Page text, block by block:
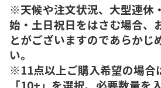
※天候や注文状況、大型連休
始・土日祝日をはさむ場合、
とがございますのであらかじ
い。
※11点以上ご購入希望の場合
「10+」を選択、必要数量を